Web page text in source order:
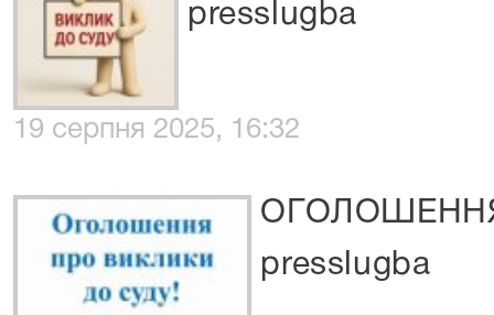
presslugba
19 серпня 2025, 16:32
ОГОЛОШЕННЯ
presslugba